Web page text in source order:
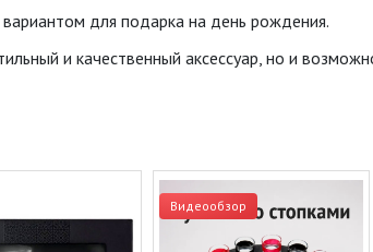
для подарка на день рождения.
и качественный аксессуар, но и
Видеообзор